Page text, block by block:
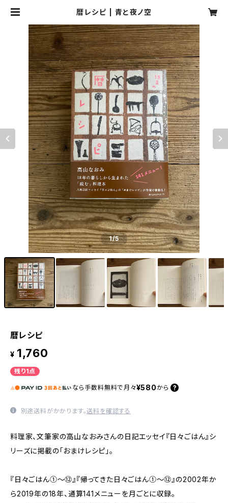
暦レシピ | 青と夜ノ空
1/5
暦レシピ
¥ 1,760
残り1点
なら 手数料無料で 月々¥580 から
別途送料がかかります。送料を確認する
料理家、文筆家の高山なおみさんの日記エッセイ『日々ごはん』シ
リーズに掲載の「おまけレシピ」。
『日々ごはん①～⑫』『帰ってきた日々ごはん①～⑫』の2002年か
ら2019年の18年、通算141メニューを月ごとに収録。